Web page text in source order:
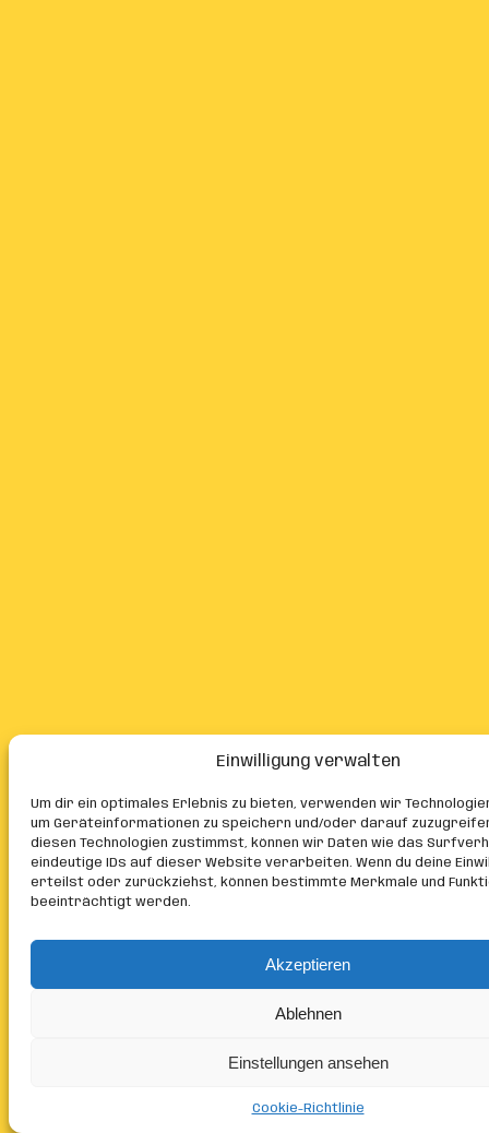
Einwilligung verwalten
Um dir ein optimales Erlebnis zu bieten, verwenden wir
um Geräteinformationen zu speichern und/oder darauf
diesen Technologien zustimmst, können wir Daten wie das
eindeutige IDs auf dieser Website verarbeiten. Wenn du deine
erteilst oder zurückziehst, können bestimmte Merkmale und
beeinträchtigt werden.
Akzeptieren
Ablehnen
Einstellungen ansehen
Cookie-Richtlinie